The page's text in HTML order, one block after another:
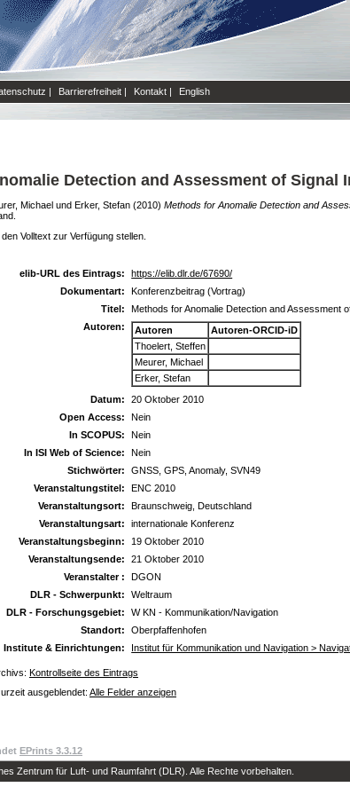
| Barrierefreiheit | Kontakt | English
Detection and Assessment of Signal
Michael und Erker, Stefan (2010) Methods for Anomalie Detection and
Volltext zur Verfügung stellen.
elib-URL des Eintrags:
https://elib.dlr.de/67690/
Dokumentart:
Konferenzbeitrag (Vortrag)
Titel:
Methods for Anomalie Detection and Assessment
Autoren:
Autoren
Autoren-ORCID-iD
Thoelert, Steffen
Meurer, Michael
Erker, Stefan
Datum:
20 Oktober 2010
Open Access:
Nein
In SCOPUS:
Nein
In ISI Web of Science:
Nein
Stichwörter:
GNSS, GPS, Anomaly, SVN49
Veranstaltungstitel:
ENC 2010
Veranstaltungsort:
Braunschweig, Deutschland
Veranstaltungsart:
internationale Konferenz
Veranstaltungsbeginn:
19 Oktober 2010
Veranstaltungsende:
21 Oktober 2010
Veranstalter :
DGON
DLR - Schwerpunkt:
Weltraum
DLR - Forschungsgebiet:
W KN - Kommunikation/Navigation
Standort:
Oberpfaffenhofen
Institute & Einrichtungen:
Institut für Kommunikation und Navigation >
Kontrollseite des Eintrags
ausgeblendet: Alle Felder anzeigen
EPrints 3.3.12
Zentrum für Luft- und Raumfahrt (DLR). Alle Rechte vorbehalten.